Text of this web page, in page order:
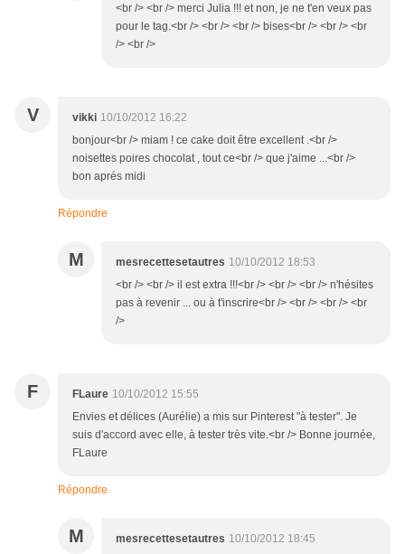
<br /> <br /> merci Julia !!! et non, je ne t'en veux pas
pour le tag.<br /> <br /> <br /> bises<br /> <br /> <br
/> <br />
V vikki 10/10/2012 16:22
bonjour<br /> miam ! ce cake doit être excellent .<br />
noisettes poires chocolat , tout ce<br /> que j'aime ...<br />
bon aprés midi
Répondre
M mesrecettesetautres 10/10/2012 18:53
<br /> <br /> il est extra !!!<br /> <br /> <br /> n'hésites
pas à revenir ... ou à t'inscrire<br /> <br /> <br /> <br
/>
F FLaure 10/10/2012 15:55
Envies et délices (Aurélie) a mis sur Pinterest "à tester". Je
suis d'accord avec elle, à tester très vite.<br /> Bonne journée,
FLaure
Répondre
M mesrecettesetautres 10/10/2012 18:45